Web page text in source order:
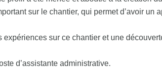
sur le chantier, qui permet d’avoir
expériences sur ce chantier et une
d’assistante administrative.